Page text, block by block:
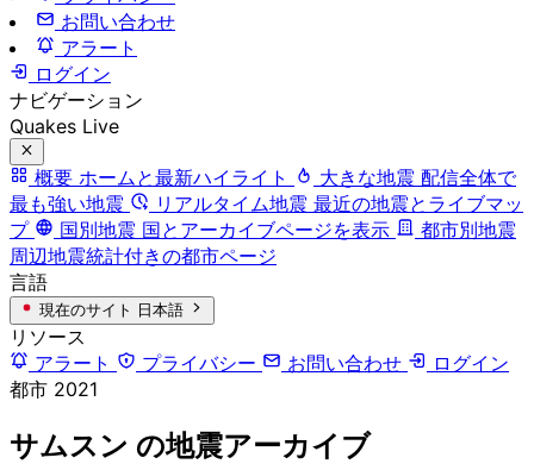
お問い合わせ
アラート
ログイン
ナビゲーション
Quakes Live
概要 ホームと最新ハイライト 大きな地震 配信全体で
最も強い地震
リアルタイム地震 最近の地震とライブマッ
プ
国別地震 国とアーカイブページを表示
都市別地震
周辺地震統計付きの都市ページ
言語
現在のサイト 日本語
リソース
アラート
プライバシー お問い合わせ
ログイン
都市 2021
サムスン の地震アーカイブ